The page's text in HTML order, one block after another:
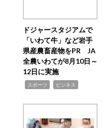
ドジャースタジアムで
「いわて牛」など岩手
県産農畜産物をPR JA
全農いわてが8月10日～
12日に実施
スポーツ ビジネス